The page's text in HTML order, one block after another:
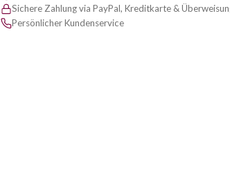
Sichere Zahlung via PayPal, Kreditkarte &
Persönlicher Kundenservice